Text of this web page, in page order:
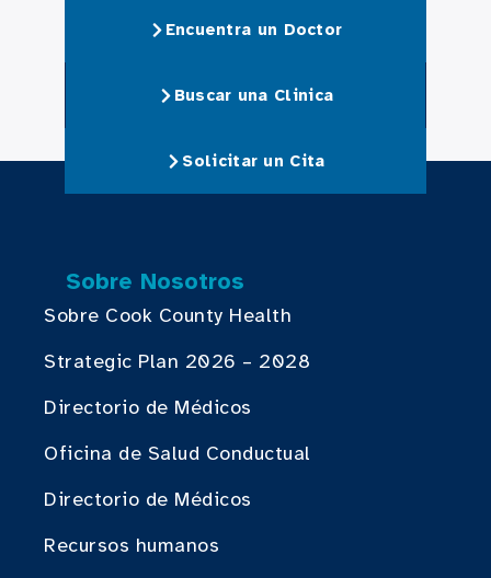
Encuentra un Doctor
Buscar una Clinica
Solicitar un Cita
Sobre Nosotros
Sobre Cook County Health
Strategic Plan 2026 – 2028
Directorio de Médicos
Oficina de Salud Conductual
Directorio de Médicos
Recursos humanos